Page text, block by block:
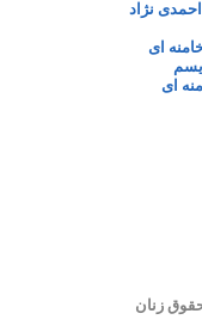
نژاد
ای
ای
زنان